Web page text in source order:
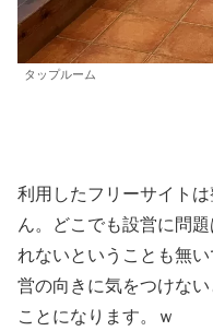
タップルーム
利用したフリーサイト
ん。どこでも設営に問
れないということも無
営の向きに気をつけな
ことになります。ｗ